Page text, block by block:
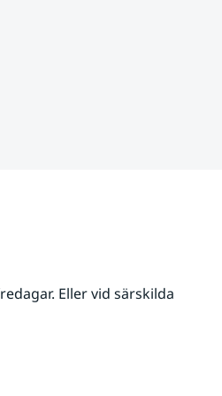
Eller vid särskilda